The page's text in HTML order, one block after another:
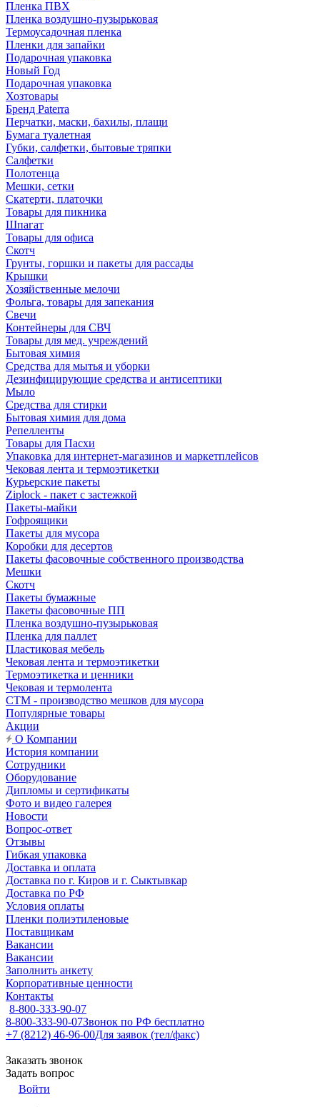
Пленка ПВХ
Пленка воздушно-пузырьковая
Термоусадочная пленка
Пленки для запайки
Подарочная упаковка
Новый Год
Подарочная упаковка
Хозтовары
Бренд Paterra
Перчатки, маски, бахилы, плащи
Бумага туалетная
Губки, салфетки, бытовые тряпки
Салфетки
Полотенца
Мешки, сетки
Скатерти, платочки
Товары для пикника
Шпагат
Товары для офиса
Скотч
Грунты, горшки и пакеты для рассады
Крышки
Хозяйственные мелочи
Фольга, товары для запекания
Свечи
Контейнеры для СВЧ
Товары для мед. учреждений
Бытовая химия
Средства для мытья и уборки
Дезинфицирующие средства и антисептики
Мыло
Средства для стирки
Бытовая химия для дома
Репелленты
Товары для Пасхи
Упаковка для интернет-магазинов и маркетплейсов
Чековая лента и термоэтикетки
Курьерские пакеты
Ziplock - пакет с застежкой
Пакеты-майки
Гофроящики
Пакеты для мусора
Коробки для десертов
Пакеты фасовочные собственного производства
Мешки
Скотч
Пакеты бумажные
Пакеты фасовочные ПП
Пленка воздушно-пузырьковая
Пленка для паллет
Пластиковая мебель
Чековая лента и термоэтикетки
Термоэтикетка и ценники
Чековая и термолента
СТМ - производство мешков для мусора
Популярные товары
Акции
О Компании
История компании
Сотрудники
Оборудование
Дипломы и сертификаты
Фото и видео галерея
Новости
Вопрос-ответ
Отзывы
Гибкая упаковка
Доставка и оплата
Доставка по г. Киров и г. Сыктывкар
Доставка по РФ
Условия оплаты
Пленки полиэтиленовые
Поставщикам
Вакансии
Вакансии
Заполнить анкету
Корпоративные ценности
Контакты
8-800-333-90-07
8-800-333-90-07Звонок по РФ бесплатно
+7 (8212) 46-96-00Для заявок (тел/факс)
Заказать звонок
Задать вопрос
Войти